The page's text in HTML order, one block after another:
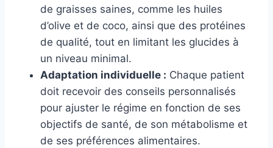
de graisses saines, comme les huiles
d’olive et de coco, ainsi que des protéines
de qualité, tout en limitant les glucides à
un niveau minimal.
Adaptation individuelle : Chaque patient
doit recevoir des conseils personnalisés
pour ajuster le régime en fonction de ses
objectifs de santé, de son métabolisme et
de ses préférences alimentaires.